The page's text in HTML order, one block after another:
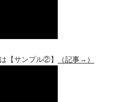
【サンプル②】 （記事→）